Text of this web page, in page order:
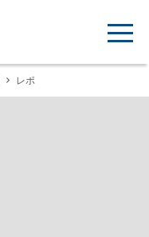
レポ